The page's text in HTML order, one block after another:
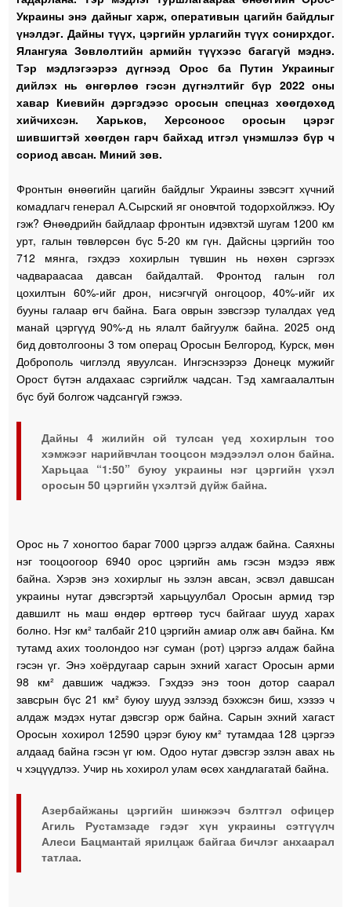
Украины энэ дайныг харж, оперативын цагийн байдлыг
үнэлдэг. Дайны түүх, цэргийн урлагийн түүх сонирхдог.
Ялангуяа Зөвлөлтийн армийн түүхээс багагүй мэднэ.
Тэр мэдлэгээрээ дүгнээд Орос ба Путин Украиныг
дийлэх нь өнгөрлөө гэсэн дүгнэлтийг бүр 2022 оны
хавар Киевийн дэргэдээс оросын спецназ хөөгдөхөд
хийчихсэн. Харьков, Херсоноос оросын цэрэг
шившигтэй хөөгдөн гарч байхад итгэл үнэмшлээ бүр ч
сориод авсан. Миний зөв.
Фронтын өнөөгийн цагийн байдлыг Украины зэвсэгт хүчний
комадлагч генерал А.Сырский яг оновчтой тодорхойлжээ. Юу
гэж? Өнөөдрийн байдлаар фронтын идэвхтэй шугам 1200 км
урт, галын төвлөрсөн бүс 5-20 км гүн. Дайсны цэргийн тоо
712 мянга, гэхдээ хохирлын түвшин нь нөхөн сэргээх
чадвараасаа давсан байдалтай. Фронтод галын гол
цохилтын 60%-ийг дрон, нисэгчгүй онгоцоор, 40%-ийг их
бууны галаар өгч байна. Бага оврын зэвсгээр тулалдах үед
манай цэргүүд 90%-д нь ялалт байгуулж байна. 2025 онд
бид довтолгооны 3 том операц Оросын Белгород, Курск, мөн
Доброполь чиглэлд явуулсан. Ингэснээрээ Донецк мужийг
Орост бүтэн алдахаас сэргийлж чадсан. Тэд хамгаалалтын
бүс буй болгож чадсангүй гэжээ.
Дайны 4 жилийн ой тулсан үед хохирлын тоо
хэмжээг нарийвчлан тооцсон мэдээлэл олон байна.
Харьцаа “1:50” буюу украины нэг цэргийн үхэл
оросын 50 цэргийн үхэлтэй дүйж байна.
Орос нь 7 хоногтоо бараг 7000 цэргээ алдаж байна. Саяхны
нэг тооцоогоор 6940 орос цэргийн амь гэсэн мэдээ явж
байна. Хэрэв энэ хохирлыг нь эзлэн авсан, эсвэл давшсан
украины нутаг дэвсгэртэй харьцуулбал Оросын армид тэр
давшилт нь маш өндөр өртгөөр тусч байгааг шууд харах
болно. Нэг км² талбайг 210 цэргийн амиар олж авч байна. Км
тутамд ахих тоолондоо нэг суман (рот) цэргээ алдаж байна
гэсэн үг. Энэ хоёрдугаар сарын эхний хагаст Оросын арми
98 км² давшиж чаджээ. Гэхдээ энэ тоон дотор саарал
завсрын бүс 21 км² буюу шууд эзлээд бэхжсэн биш, хэзээ ч
алдаж мэдэх нутаг дэвсгэр орж байна. Сарын эхний хагаст
Оросын хохирол 12590 цэрэг буюу км² тутамдаа 128 цэргээ
алдаад байна гэсэн үг юм. Одоо нутаг дэвсгэр эзлэн авах нь
ч хэцүүдлээ. Учир нь хохирол улам өсөх хандлагатай байна.
Азербайжаны цэргийн шинжээч бэлтгэл офицер
Агиль Рустамзаде гэдэг хүн украины сэтгүүлч
Алеси Бацмантай ярилцаж байгаа бичлэг анхаарал
татлаа.